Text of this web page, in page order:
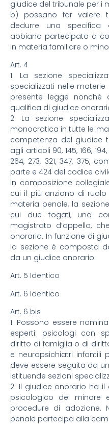
giudice del tribunale per i
b) possano far valere
dedurre una specifica
abbiano partecipato a
in materia familiare o
Art. 4
1. La sezione
specializzati nelle
presente legge
qualifica di giudice
2. La sezione
monocratica in tutte le
competenza del giudice
agli articoli 90, 145, 166,
264, 273, 321, 347, 375,
parte e 424 del codice
in composizione
cui il più anziano di
materia penale, la
cui due togati, uno
magistrato d’appello,
onorario. In funzione di
la sezione è composta
da un giudice onorario.
Art. 5 Identico
Art. 6 Identico
Art. 6 bis
1. Possono essere
esperti: psicologi con
diritto di famiglia o di
e neuropsichiatri infantili
deve essere seguita da
istituende sezioni
2. Il giudice onorario ha
psicologico del minore
procedure di adozione.
penale partecipa alla